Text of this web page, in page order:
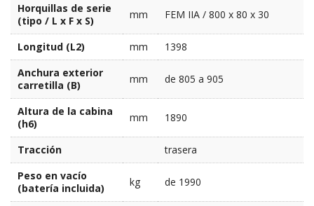
Horquillas de serie
(tipo / L x F x S)
mm FEM IIA / 800 x 80 x 30
Longitud (L2) mm
1398
Anchura exterior
carretilla (B)
mm de 805 a 905
Altura de la cabina
(h6)
mm 1890
Tracción
trasera
Peso en vacío
(batería incluida)
kg de 1990